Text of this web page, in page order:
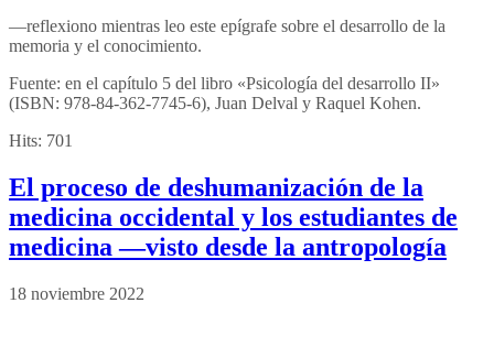
—reflexiono mientras leo este epígrafe sobre el desarrollo de la
memoria y el conocimiento.
Fuente: en el capítulo 5 del libro «Psicología del desarrollo II»
(ISBN: 978-84-362-7745-6), Juan Delval y Raquel Kohen.
Hits: 701
El proceso de deshumanización de la
medicina occidental y los estudiantes de
medicina —visto desde la antropología
18 noviembre 2022